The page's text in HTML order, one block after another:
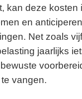
kan deze kosten
en
Net zoals
jaarlijks
vangen.